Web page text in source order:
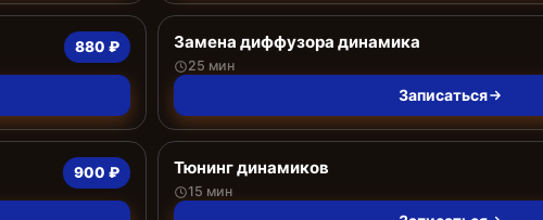
880 ₽ Замена диффузора динамика
25 мин
Записаться
900 ₽ Тюнинг динамиков
15 мин